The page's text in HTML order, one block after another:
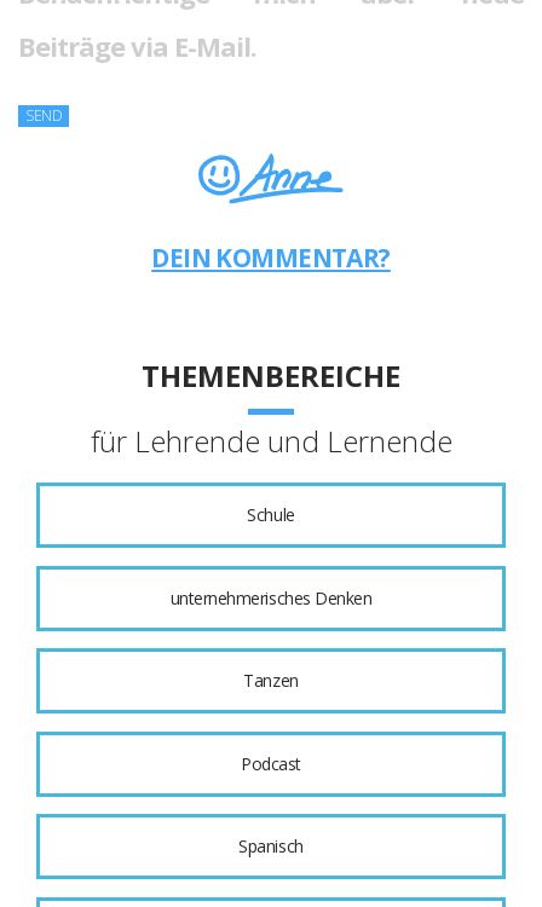
Beiträge via E-Mail.
DEIN KOMMENTAR?
THEMENBEREICHE
für Lehrende und Lernende
Schule
unternehmerisches Denken
Tanzen
Podcast
Spanisch